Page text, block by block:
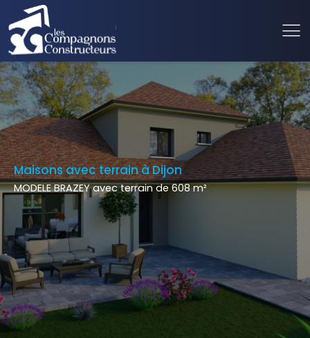
Maisons avec terrain à Dijon
MODELE BRAZEY avec terrain de 608 m²